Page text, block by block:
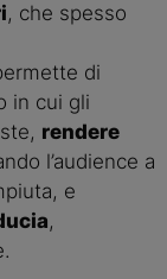
, che spesso
di
in cui gli
rendere
l’audience a
e
,